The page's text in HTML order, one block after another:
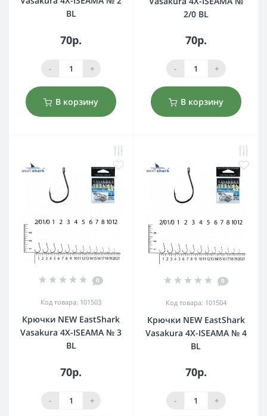
BL
70р.
- +
В корзину
2/0 BL
70р.
- +
В корзину
0
Код товара: 101503
Крючки NEW EastShark
Vasakura 4X-ISEAMA № 3
BL
70р.
- +
0
Код товара: 101504
Крючки NEW EastShark
Vasakura 4X-ISEAMA № 4
BL
70р.
- +